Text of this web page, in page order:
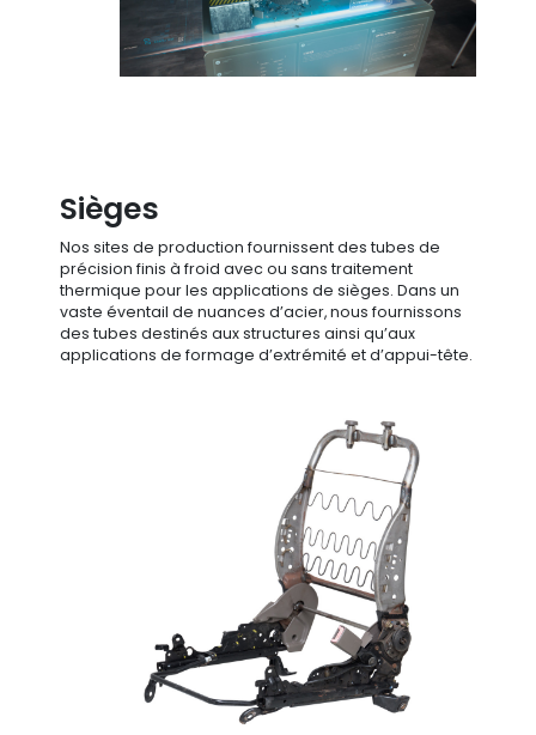
Sièges
Nos sites de production fournissent des tubes de
précision finis à froid avec ou sans traitement
thermique pour les applications de sièges. Dans un
vaste éventail de nuances d’acier, nous fournissons
des tubes destinés aux structures ainsi qu’aux
applications de formage d’extrémité et d’appui-tête.